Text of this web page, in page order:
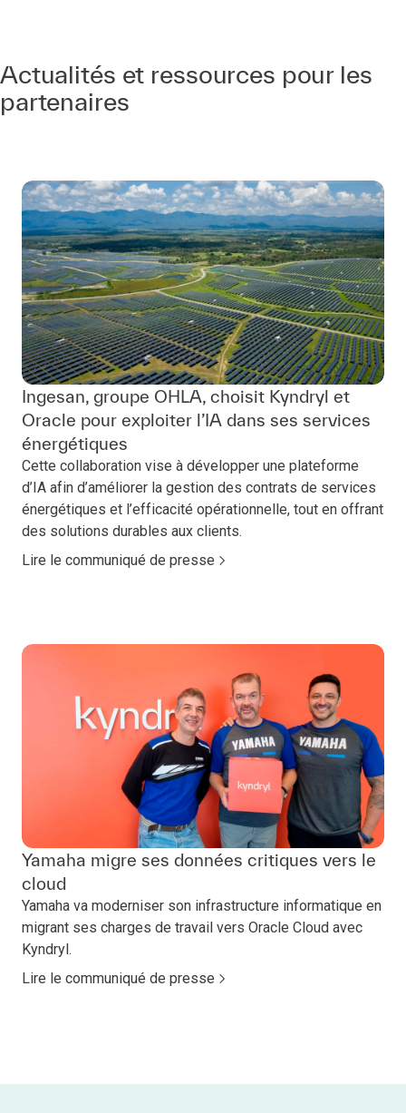
Actualités et ressources pour les
partenaires
Ingesan, groupe OHLA, choisit Kyndryl et
Oracle pour exploiter l’IA dans ses services
énergétiques
Cette collaboration vise à développer une plateforme
d’IA afin d’améliorer la gestion des contrats de services
énergétiques et l’efficacité opérationnelle, tout en offrant
des solutions durables aux clients.
Lire le communiqué de presse
Yamaha migre ses données critiques vers le
cloud
Yamaha va moderniser son infrastructure informatique en
migrant ses charges de travail vers Oracle Cloud avec
Kyndryl.
Lire le communiqué de presse